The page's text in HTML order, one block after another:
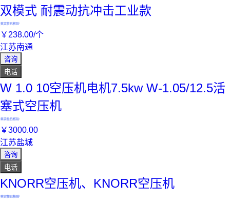
双模式 耐震动抗冲击工业款
真实性已核验
￥ 238.00/个
江苏南通
咨询
电话
W 1.0 10空压机电机7.5kw W-1.05/12.5活
塞式空压机
真实性已核验
￥3000.00
江苏盐城
咨询
电话
KNORR空压机、KNORR空压机
真实性已核验